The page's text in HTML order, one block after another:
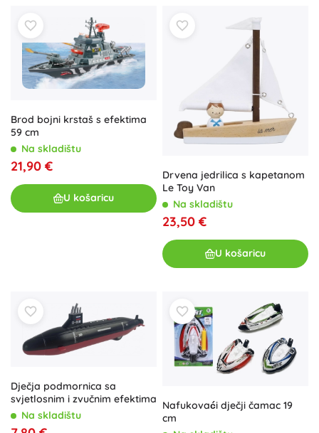
Brod bojni krstaš s efektima
59 cm
Na skladištu
21,90 €
U košaricu
Drvena jedrilica s kapetanom
Le Toy Van
Na skladištu
23,50 €
U košaricu
Dječja podmornica sa
svjetlosnim i zvučnim efektima
Na skladištu
Nafukovaći dječji čamac 19
cm